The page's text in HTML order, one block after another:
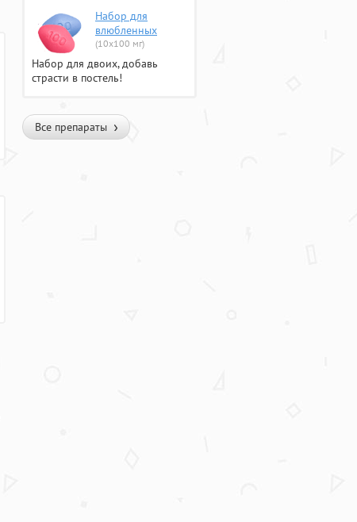
Набор для
влюбленных
(10х100 мг)
Набор для двоих, добавь
страсти в постель!
Все препараты